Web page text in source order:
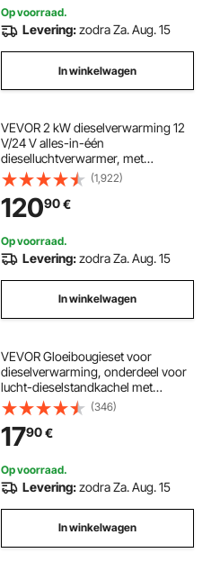
Op voorraad.
Levering:zodra Za. Aug. 15
In winkelwagen
VEVOR 2 kW dieselverwarming 12
V/24 V alles-in-één
dieselluchtverwarmer, met
Bluetooth-appbediening,
afstandsbediening, display en CO-
alarm, snel verwarmende
draagbare verticale
dieselverwarming
(1,922)
12090€
Op voorraad.
Levering:zodra Za. Aug. 15
In winkelwagen
VEVOR Gloeibougieset voor
dieselverwarming, onderdeel voor
lucht-dieselstandkachel met
demontage- en
installatiegereedschap,
dieselverwarmingsconversieset
voor vervanging van 2 kW/5 kW/8
kW dieselverwarmingen
(346)
1790€
Op voorraad.
Levering:zodra Za. Aug. 15
In winkelwagen